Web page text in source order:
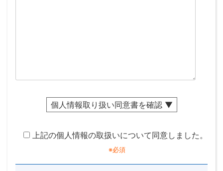
個人情報取り扱い同意書を確認 ▼
イエステーションいわき（アドレス株式会社）（以下
「当社」といいます）は、 当ウェブサイト（以下
上記の個人情報の取扱いについて同意しました。
※必須